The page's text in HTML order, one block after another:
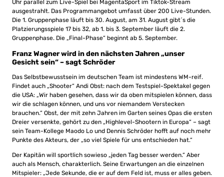
Uhr parallel zum Live-Spiel bei MagentaSport im Tiktok-Stream
ausgestrahlt. Das Programmangebot umfasst über 200 Live-Stunden.
Die 1. Gruppenphase läuft bis 30. August, am 31. August gibt´s die
Platzierungsspiele 17 bis 32, ab 1. bis 3. September läuft die 2.
Gruppenphase. Die „Final-Phase“ beginnt ab 5. September.
Franz Wagner wird in den nächsten Jahren „unser
Gesicht sein“ – sagt Schröder
Das Selbstbewusstsein im deutschen Team ist mindestens WM-reif.
Findet auch „Shooter“ Andi Obst: nach dem Testspiel-Spektakel gegen
die USA: „Wir haben gesehen, dass wir da oben mitspielen können, dass
wir die schlagen können, und uns vor niemandem Verstecken
brauchen.“ Obst, der mit zehn Jahren im Garten seines Opas die ersten
Dreier versenkte, gehört zu den „Highlevel-Shootern in Europa“ – sagt
sein Team-Kollege Maodo Lo und Dennis Schröder hofft auf noch mehr
Punkte des Akteurs, der „so viel Spiele für uns entschieden hat.“
Der Kapitän will sportlich sowieso „jeden Tag besser werden.“ Aber
auch als Mensch, charakterlich. Seine Erwartungen an die einzelnen
Mitspieler: „Jede Sekunde, die er auf dem Feld ist, muss er alles geben.